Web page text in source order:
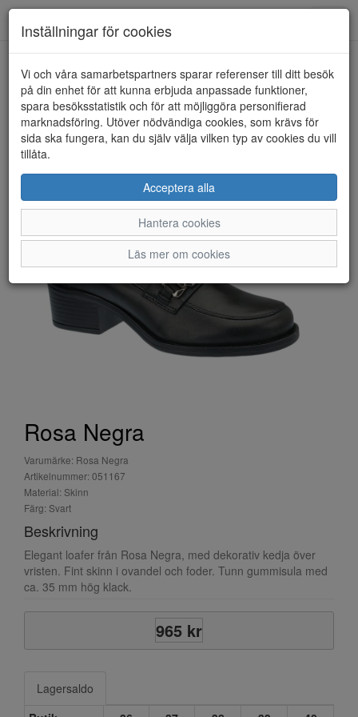
HEM ROSA NEGRA
Rosa Negra
Varumärke: Rosa Negra
Artikelnummer: 051167
Material: Skinn
Färg: Svart
Beskrivning
Elegant loafer från Rosa Negra, med dekorativ kedja över
vristen. Fint skinn i ovandel och foder. Tunn gummisula med
ca. 35 mm hög klack.
965 kr
Lagersaldo
Inställningar för cookies
Vi och våra samarbetspartners sparar referenser till ditt besök
på din enhet för att kunna erbjuda anpassade funktioner,
spara besöksstatistik och för att möjliggöra personifierad
marknadsföring. Utöver nödvändiga cookies, som krävs för
sida ska fungera, kan du själv välja vilken typ av cookies du vill
tillåta.
Acceptera alla
Hantera cookies
Läs mer om cookies